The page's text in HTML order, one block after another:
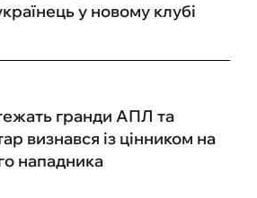
у новому клубі
гранди АПЛ та
визнався із цінником на
нападника